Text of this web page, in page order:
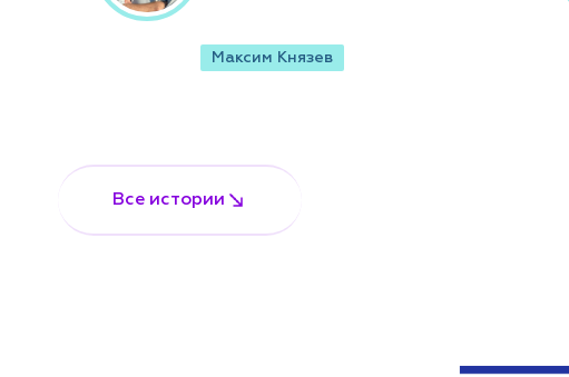
Максим Князев
Все истории